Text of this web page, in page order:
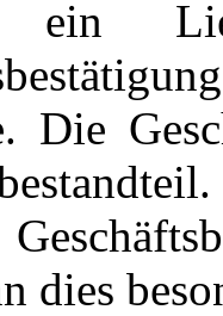
ein
Die
dies